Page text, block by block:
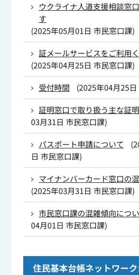
ウクライナ人道支援相談窓
す
(2025年05月01日 市民窓口課)
証メールサービスをご利用
(2025年04月25日 市民窓口課)
受付時間
(2025年04月25日
証明窓口で取り扱う主な証
03月31日 市民窓口課)
パスポート申請について
(
日 市民窓口課)
マイナンバーカード窓口の
(2025年03月31日 市民窓口課)
市民窓口課の混雑傾向につ
04月01日 市民窓口課)
住民基本台帳ネットワー